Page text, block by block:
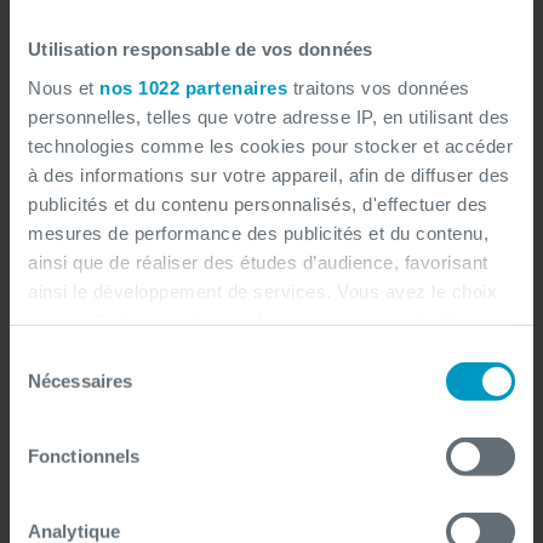
Utilisation responsable de vos données
Nous et nos 1022 partenaires traitons vos données
personnelles, telles que votre adresse IP, en utilisant des
technologies comme les cookies pour stocker et accéder
à des informations sur votre appareil, afin de diffuser des
publicités et du contenu personnalisés, d'effectuer des
mesures de performance des publicités et du contenu,
ainsi que de réaliser des études d’audience, favorisant
ainsi le développement de services. Vous avez le choix
tout moment en consultant la Déclaration relative aux
cookies ou en cliquant sur l'icône de confidentialité.
Si vous le permettez, nous aimerions également :
géographique qui peuvent être précises à plusieurs
Nécessaires
Fonctionnels
Analytique